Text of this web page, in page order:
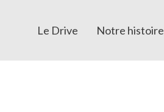
Le Drive Notre histoire